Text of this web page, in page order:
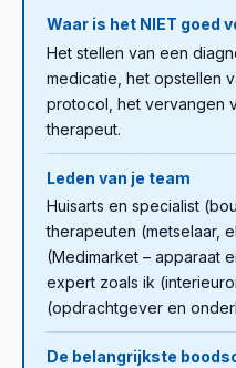
leert om stamppot te koken.
Waar is het NIET goed
Het stellen van een
medicatie, het opstellen
protocol, het vervangen
therapeut.
Leden van je team
Huisarts en specialist
therapeuten (metselaar,
(Medimarket – apparaat
expert zoals ik
(opdrachtgever en
De belangrijkste